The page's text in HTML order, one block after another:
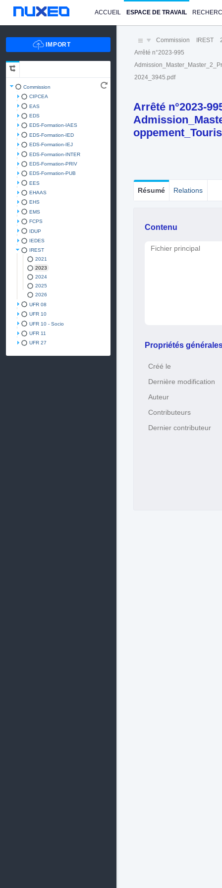
ACCUEIL ESPACE DE TRAVAIL
Commission
CIPCEA
EAS
EDS
EDS-Formation-IAES
EDS-Formation-IED
EDS-Formation-IEJ
EDS-Formation-INTER
EDS-Formation-PRIV
EDS-Formation-PUB
EES
EHAAS
EHS
EMS
FCPS
IDUP
IEDES
IREST
2021
2023
2024
2025
2026
UFR 08
UFR 10
UFR 10 - Socio
UFR 11
UFR 27
Commission IREST
Arrêté n°2023-995
2024_3945.pdf
Arrêté n°2023-
Résumé Relations
Contenu
Fichier principal
Propriétés
Créé le
Dernière modification
Auteur
Contributeurs
Dernier contributeur